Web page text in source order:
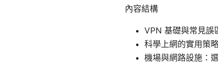
內容結構
VPN 基礎與常見誤
科學上網的實用策
機場與網路設施：